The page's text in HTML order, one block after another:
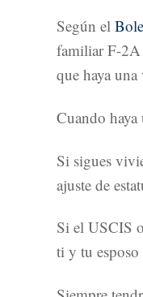
Según el
familiar F-2A
que haya
Cuando
Si sigues
ajuste de
Si el USCIS
ti y tu esposo